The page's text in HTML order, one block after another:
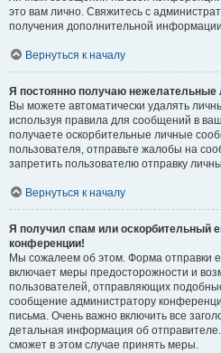
это вам лично. Свяжитесь с
получения дополнительной
Вернуться к началу
Я постоянно получаю
Вы можете автоматически удалять
используя правила для сообщений в
получаете оскорбительные личные
пользователя, отправьте жалобы на
запретить пользователю отправку
Вернуться к началу
Я получил спам или оскорбительный
конференции!
Мы сожалеем об этом. Форма отправки
включает меры предосторожности и
пользователей, отправляющих
сообщение администратору
письма. Очень важно включить все
детальная информация об
сможет в этом случае принять меры.